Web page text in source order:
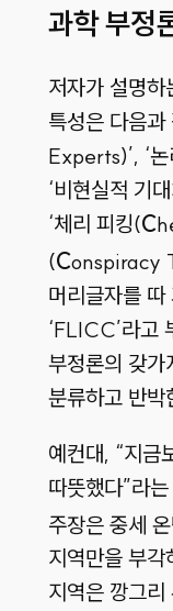
과학 부정
저자가 설명
특성은 다음과
Experts)’, ‘
‘비현실적 기
‘체리 피킹(C
(Conspiracy
머리글자를
‘FLICC’라고
부정론의 갖가
분류하고 반박
예컨대, “지금
따뜻했다”라
주장은 중세
지역만을 부각
지역은 깡그리